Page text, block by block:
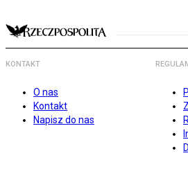
KONTAKT
O nas
Kontakt
Napisz do nas